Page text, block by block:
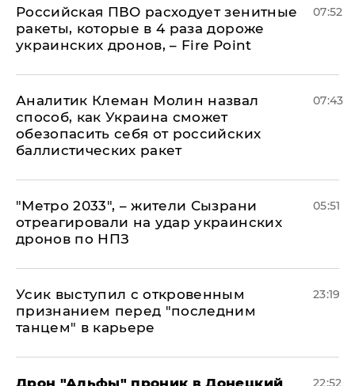
Российская ПВО расходует зенитные
ракеты, которые в 4 раза дороже
украинских дронов, – Fire Point
07:52
Аналитик Клеман Молин назвал
способ, как Украина сможет
обезопасить себя от российских
баллистических ракет
07:43
"Метро 2033", – жители Сызрани
отреагировали на удар украинских
дронов по НПЗ
05:51
Усик выступил с откровенным
признанием перед "последним
танцем" в карьере
23:19
Дрон "Альфы" проник в Донецкий 22:52